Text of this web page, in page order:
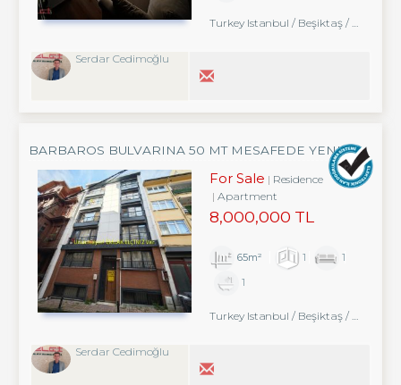
Turkey Istanbul / Beşiktaş/ Abbasağa
Serdar Cedimoğlu
BARBAROS BULVARINA 50 MT MESAFEDE YENI
For Sale
Residence
Apartment
8,000,000 TL
65m² 1
1
1
Turkey Istanbul / Beşiktaş/ Abbasağa
Serdar Cedimoğlu